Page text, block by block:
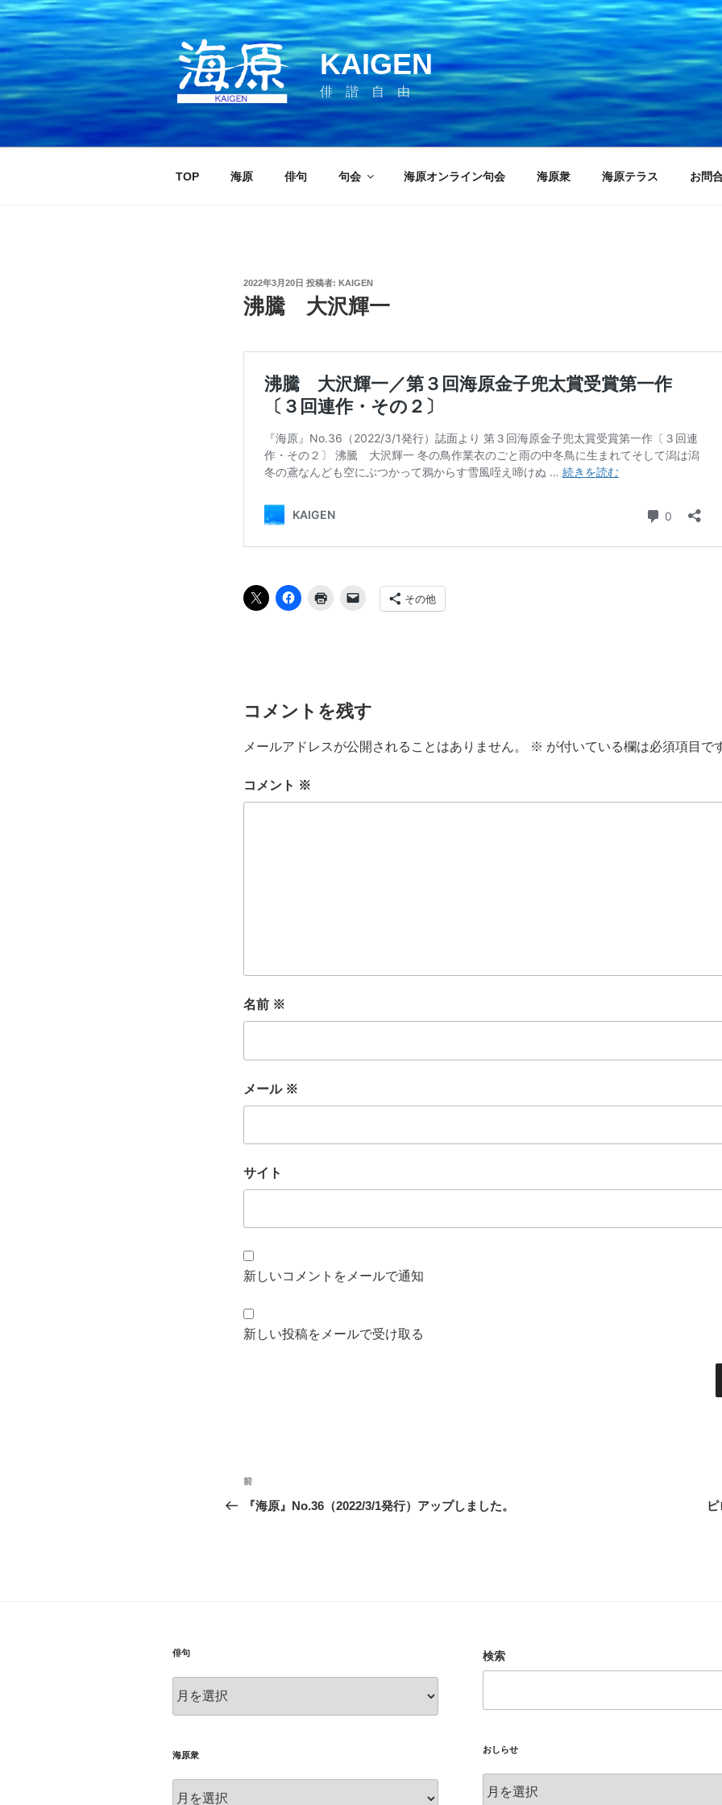
コ
ン
テ
ン
ツ
ス
キ
KAIGEN
俳 諧 自 由
TOP 海原 俳句 句会 海原オンライン句会 海原衆 海原テラス お問
投
稿
日:
2022年3月20日 投稿者: KAIGEN
沸騰 大沢輝一
その他
コメントを残す
メールアドレスが公開されることはありません。 ※ が付いている欄は必須項目で
コメント ※
名前 ※
メール ※
サイト
新しいコメントをメールで通知
新しい投稿をメールで受け取る
投
稿
ョ
前
の
前
『海原』No.36（2022/3/1発行）アップしました。
俳句
句
海原衆
検索
おしらせ
し